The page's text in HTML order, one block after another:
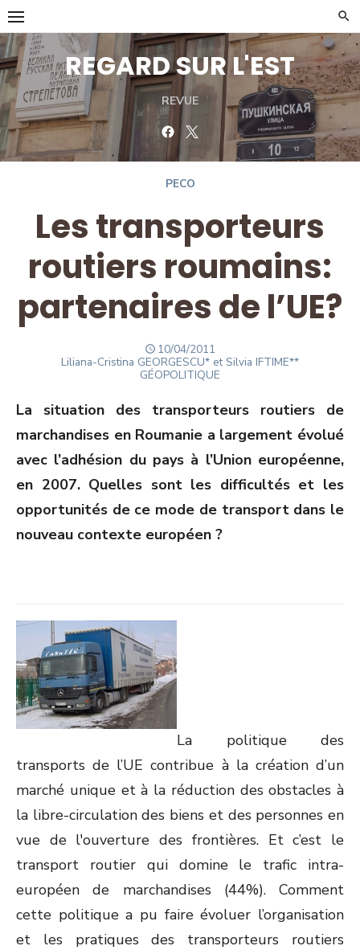
Skip
to
content
REGARD SUR L'EST
REVUE
FacebookTwitter
PECO
Les transporteurs
routiers roumains:
partenaires de l’UE?
POSTED
ON
10/04/2011
Author
Liliana-Cristina GEORGESCU* et Silvia IFTIME**
GÉOPOLITIQUE
La situation des transporteurs routiers de
marchandises en Roumanie a largement évolué
avec l’adhésion du pays à l’Union européenne,
en 2007. Quelles sont les difficultés et les
opportunités de ce mode de transport dans le
nouveau contexte européen ?
La politique des
transports de l’UE contribue à la création d’un
marché unique et à la réduction des obstacles à
la libre-circulation des biens et des personnes en
vue de l'ouverture des frontières. Et c’est le
transport routier qui domine le trafic intra-
européen de marchandises (44%). Comment
cette politique a pu faire évoluer l’organisation
et les pratiques des transporteurs routiers